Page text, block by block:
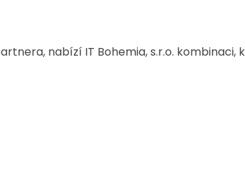
nabízí IT Bohemia, s.r.o.